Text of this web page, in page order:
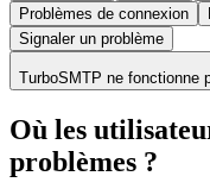
Problèmes de connexion
Signaler un problème
TurboSMTP ne fonctionne
Où les
problèmes ?